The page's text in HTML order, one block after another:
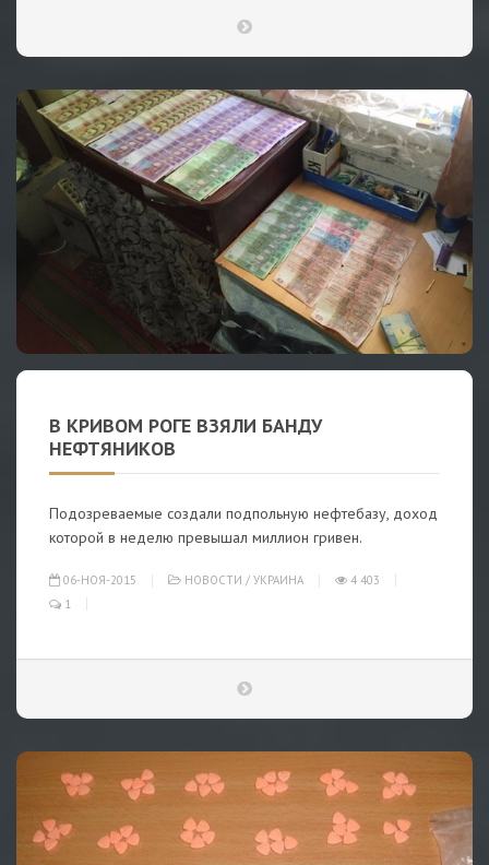
В КРИВОМ РОГЕ ВЗЯЛИ БАНДУ
НЕФТЯНИКОВ
Подозреваемые создали подпольную нефтебазу, доход
которой в неделю превышал миллион гривен.
06-НОЯ-2015 НОВОСТИ / УКРАИНА
4 403
1